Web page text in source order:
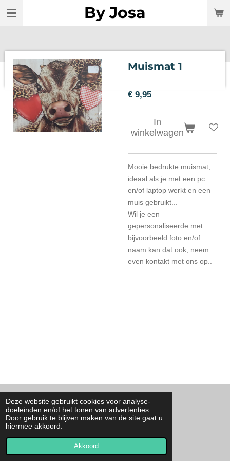
Deze website gebruikt cookies voor analyse-
doeleinden en/of het tonen van advertenties.
Door gebruik te blijven maken van de site gaat u
hiermee akkoord.
Akkoord
Ga
hoofdinhoud
By Josa
Muismat 1
€ 9,95
In
winkelwagen
Mooie bedrukte muismat,
ideaal als je met een pc
en/of laptop werkt en een
muis gebruikt...
Wil je een
gepersonaliseerde met
bijvoorbeeld foto en/of
naam kan dat ook, neem
even kontakt met ons op..
F
a
c
e
b
o
I
n
s
t
a
r
T
i
k
T
o
W
h
a
s
A
p
Contact
JouwWeb